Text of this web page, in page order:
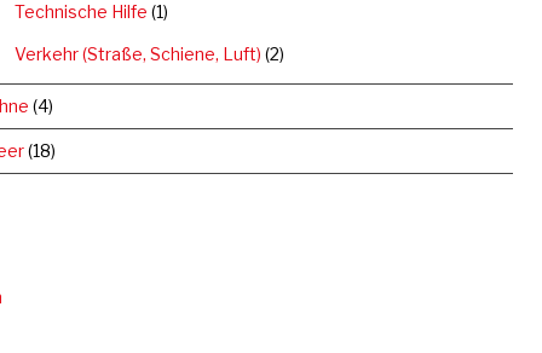
Technische Hilfe (1)
Verkehr (Straße, Schiene, Luft) (2)
(4)
(18)